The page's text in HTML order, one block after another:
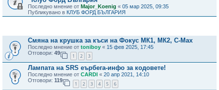
Последно мнение от Major_Koenig « 05 мар 2025, 09:35
Публикувано в КЛУБ ФОРД БЪЛГАРИЯ
Смяна на крушка за къси на Фокус МК1, МК2, C-Max
Последно мнение от toniboy « 15 фев 2025, 17:45
Отговори: 49
1 2 3
Лампата на SRS еърбега-инфо за кодовете!
Последно мнение от CARDI « 20 апр 2021, 14:10
Отговори: 119
1 2 3 4 5 6